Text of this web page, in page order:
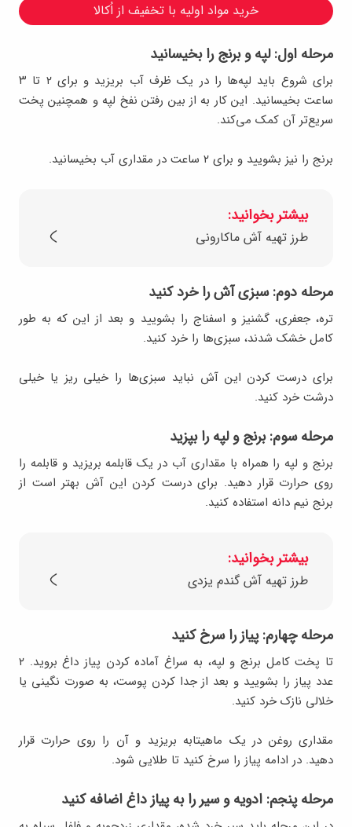
خرید مواد اولیه با تخفیف از اُکالا
مرحله اول: لپه و برنج را بخیسانید
برای شروع باید لپه‌ها را در یک ظرف آب بریزید و برای ۲ تا ۳
ساعت بخیسانید. این کار به از بین رفتن نفخ لپه و همچنین پخت
سریع‌تر آن کمک می‌کند.
برنج را نیز بشویید و برای ۲ ساعت در مقداری آب بخیسانید.
بیشتر بخوانید:
طرز تهیه آش ماکارونی
مرحله دوم: سبزی آش را خرد کنید
تره، جعفری، گشنیز و اسفناج را بشویید و بعد از این که به طور
کامل خشک شدند، سبزی‌ها را خرد کنید.
برای درست کردن این آش نباید سبزی‌ها را خیلی ریز یا خیلی
درشت خرد کنید.
مرحله سوم: برنج و لپه را بپزید
برنج و لپه را همراه با مقداری آب در یک قابلمه بریزید و قابلمه را
روی حرارت قرار دهید. برای درست کردن این آش بهتر است از
برنج نیم دانه استفاده کنید.
بیشتر بخوانید:
طرز تهیه آش گندم یزدی
مرحله چهارم: پیاز را سرخ کنید
تا پخت کامل برنج و لپه، به سراغ آماده کردن پیاز داغ بروید. ۲
عدد پیاز را بشویید و بعد از جدا کردن پوست، به صورت نگینی یا
خلالی نازک خرد کنید.
مقداری روغن در یک ماهیتابه بریزید و آن را روی حرارت قرار
دهید. در ادامه پیاز را سرخ کنید تا طلایی شود.
مرحله پنجم: ادویه و سیر را به پیاز داغ اضافه کنید